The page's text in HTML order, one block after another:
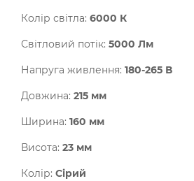
Колір світла: 6000 К
Світловий потік: 5000 Лм
Напруга живлення: 180-265 В
Довжина: 215 мм
Ширина: 160 мм
Висота: 23 мм
Колір: Сірий